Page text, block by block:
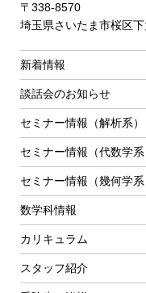
〒338-8570
埼玉県さいたま市桜区
新着情報
談話会のお知らせ
セミナー情報（解析系）
セミナー情報（代数学系
セミナー情報（幾何学系
数学科情報
カリキュラム
スタッフ紹介